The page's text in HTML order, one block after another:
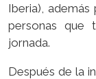
Iberia),
personas que
jornada.
Después de la